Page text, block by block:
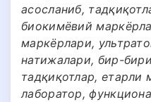
асосланиб,
биокимёвий
маркёрлари,
натижалари, бир-
тадқиқотлар, етарли
лаборатор,